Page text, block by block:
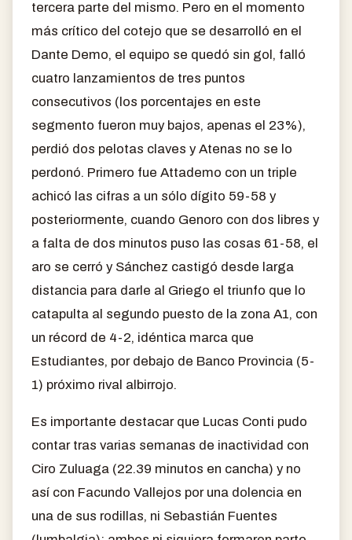
tercera parte del mismo. Pero en el momento
más crítico del cotejo que se desarrolló en el
Dante Demo, el equipo se quedó sin gol, falló
cuatro lanzamientos de tres puntos
consecutivos (los porcentajes en este
segmento fueron muy bajos, apenas el 23%),
perdió dos pelotas claves y Atenas no se lo
perdonó. Primero fue Attademo con un triple
achicó las cifras a un sólo dígito 59-58 y
posteriormente, cuando Genoro con dos libres y
a falta de dos minutos puso las cosas 61-58, el
aro se cerró y Sánchez castigó desde larga
distancia para darle al Griego el triunfo que lo
catapulta al segundo puesto de la zona A1, con
un récord de 4-2, idéntica marca que
Estudiantes, por debajo de Banco Provincia (5-
1) próximo rival albirrojo.
Es importante destacar que Lucas Conti pudo
contar tras varias semanas de inactividad con
Ciro Zuluaga (22.39 minutos en cancha) y no
así con Facundo Vallejos por una dolencia en
una de sus rodillas, ni Sebastián Fuentes